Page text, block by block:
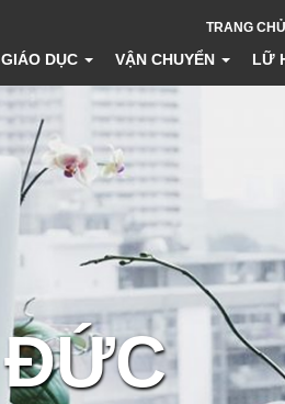
TRANG CHỦ
GIÁO DỤC VẬN CHUYỂN LỮ
ĐỨC